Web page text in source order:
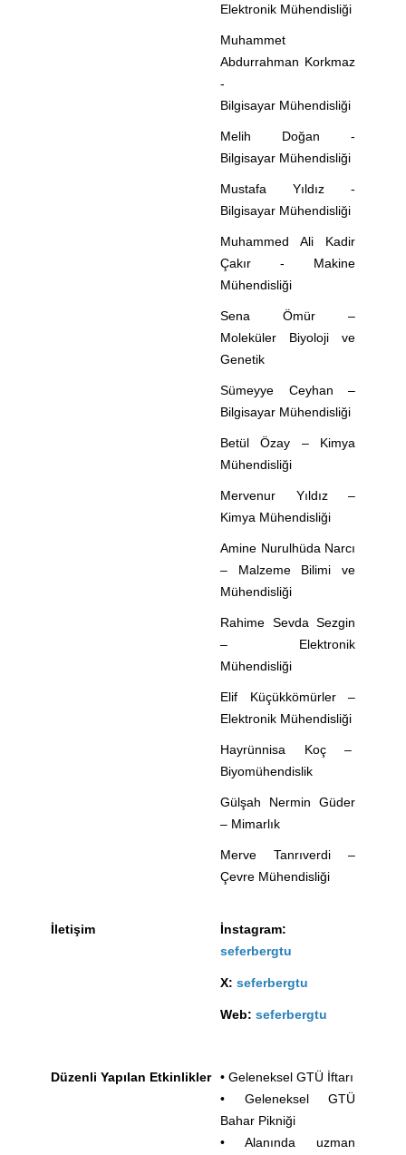
Elektronik Mühendisliği
Muhammet
Abdurrahman Korkmaz
-
Bilgisayar Mühendisliği
Melih Doğan -
Bilgisayar Mühendisliği
Mustafa Yıldız -
Bilgisayar Mühendisliği
Muhammed Ali Kadir
Çakır - Makine
Mühendisliği
Sena Ömür –
Moleküler Biyoloji ve
Genetik
Sümeyye Ceyhan –
Bilgisayar Mühendisliği
Betül Özay – Kimya
Mühendisliği
Mervenur Yıldız –
Kimya Mühendisliği
Amine Nurulhüda Narcı
– Malzeme Bilimi ve
Mühendisliği
Rahime Sevda Sezgin
– Elektronik
Mühendisliği
Elif Küçükkömürler –
Elektronik Mühendisliği
Hayrünnisa Koç –
Biyomühendislik
Gülşah Nermin Güder
– Mimarlık
Merve Tanrıverdi –
Çevre Mühendisliği
İletişim
İnstagram:
seferbergtu
X: seferbergtu
Web: seferbergtu
Düzenli Yapılan Etkinlikler
• Geleneksel GTÜ İftarı
• Geleneksel GTÜ
Bahar Pikniği
• Alanında uzman